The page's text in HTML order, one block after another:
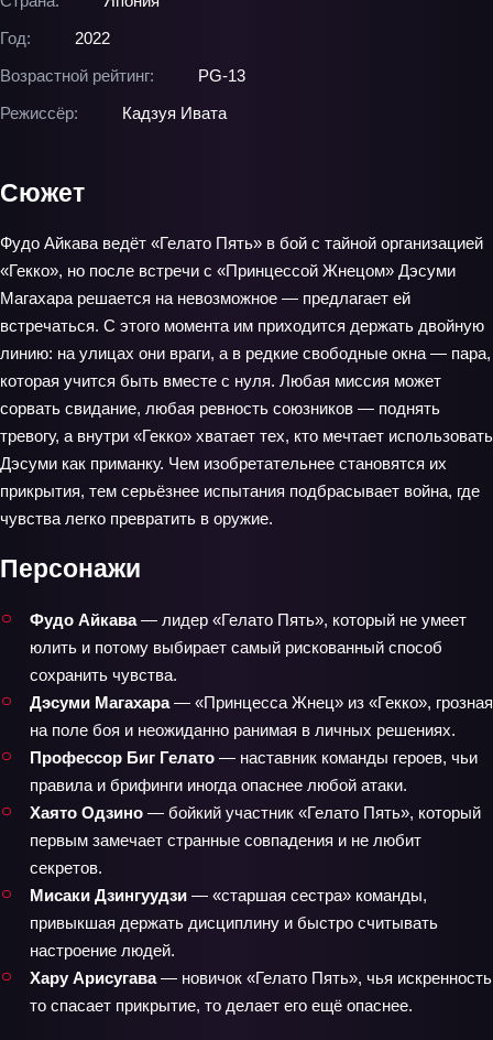
Год:
2022
Возрастной рейтинг:
PG-13
Режиссёр:
Кадзуя Ивата
Сюжет
Фудо Айкава ведёт «Гелато Пять» в бой с тайной организацией
«Гекко», но после встречи с «Принцессой Жнецом» Дэсуми
Магахара решается на невозможное — предлагает ей
встречаться. С этого момента им приходится держать двойную
линию: на улицах они враги, а в редкие свободные окна — пара,
которая учится быть вместе с нуля. Любая миссия может
сорвать свидание, любая ревность союзников — поднять
тревогу, а внутри «Гекко» хватает тех, кто мечтает использовать
Дэсуми как приманку. Чем изобретательнее становятся их
прикрытия, тем серьёзнее испытания подбрасывает война, где
чувства легко превратить в оружие.
Персонажи
Фудо Айкава— лидер «Гелато Пять», который не умеет
юлить и потому выбирает самый рискованный способ
сохранить чувства.
Дэсуми Магахара— «Принцесса Жнец» из «Гекко», грозная
на поле боя и неожиданно ранимая в личных решениях.
Профессор Биг Гелато — наставник команды героев, чьи
правила и брифинги иногда опаснее любой атаки.
Хаято Одзино — бойкий участник «Гелато Пять», который
первым замечает странные совпадения и не любит
секретов.
Мисаки Дзингуудзи — «старшая сестра» команды,
привыкшая держать дисциплину и быстро считывать
настроение людей.
Хару Арисугава— новичок «Гелато Пять», чья искренность
то спасает прикрытие, то делает его ещё опаснее.